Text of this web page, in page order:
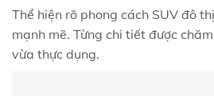
Thể hiện rõ phong cách SUV đô
mạnh mẽ. Từng chi tiết được
vừa thực dụng.